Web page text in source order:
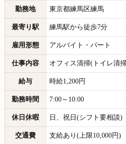
勤務地 東京都練馬区練馬
最寄り駅 練馬駅から徒歩7分
雇用形態 アルバイト・パート
仕事内容 オフィス清掃(トイレ清
給与 時給1,200円
勤務時間 7:00～10:00
休日休暇 日、祝日(シフト要相談)
交通費 支給あり(上限10,000円)